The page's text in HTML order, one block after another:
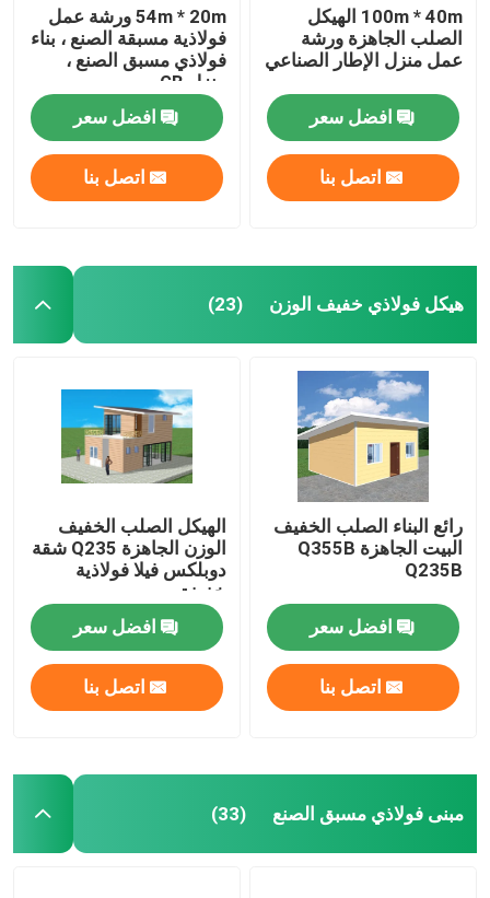
100m * 40m الهيكل
الصلب الجاهزة ورشة
عمل منزل الإطار الصناعي
افضل سعر
اتصل بنا
54m * 20m ورشة عمل
فولاذية مسبقة الصنع ، بناء
فولاذي مسبق الصنع ،
منزل GB
افضل سعر
اتصل بنا
هيكل فولاذي خفيف الوزن (23)
رائع البناء الصلب الخفيف
البيت الجاهزة Q355B
Q235B
افضل سعر
اتصل بنا
الهيكل الصلب الخفيف
الوزن الجاهزة Q235 شقة
دوبلكس فيلا فولاذية
خفيفة
افضل سعر
اتصل بنا
مبنى فولاذي مسبق الصنع (33)